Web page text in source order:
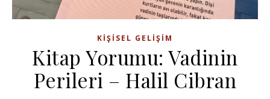
KIŞISEL GELIŞIM
Kitap Yorumu: Vadinin
Perileri – Halil Cibran